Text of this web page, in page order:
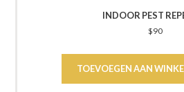
INDOOR PEST
$90
TOEVOEGEN AAN